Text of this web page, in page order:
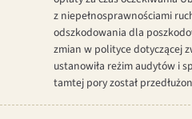
z niepełnosprawnościami
odszkodowania dla
zmian w polityce dotyczącej
ustanowiła reżim audytów i
tamtej pory został